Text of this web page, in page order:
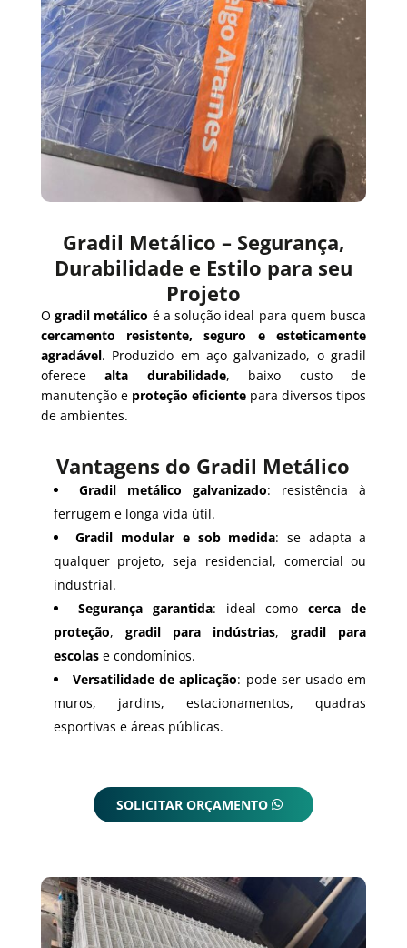
Gradil Metálico – Segurança,
Durabilidade e Estilo para seu
Projeto
Ogradil metálico é a solução ideal para quem busca
cercamento resistente, seguro e esteticamente
agradável. Produzido em aço galvanizado, o gradil
oferecealta durabilidade, baixo custo de
manutenção e proteção eficiente para diversos tipos
de ambientes.
Vantagens do Gradil Metálico
Gradil metálico galvanizado: resistência à
ferrugem e longa vida útil.
Gradil modular e sob medida: se adapta a
qualquer projeto, seja residencial, comercial ou
industrial.
Segurança garantida: ideal comocerca de
proteção, gradil para indústrias,gradil para
escolase condomínios.
Versatilidade de aplicação: pode ser usado em
muros, jardins, estacionamentos, quadras
esportivas e áreas públicas.
SOLICITAR ORÇAMENTO